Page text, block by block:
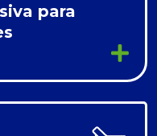
para